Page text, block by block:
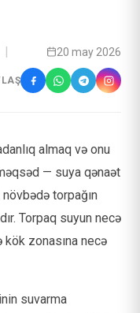
| 20 may 2026
almaq və onu
— suya qənaət
torpağın
Torpaq suyun necə
kök zonasına necə
suvarma